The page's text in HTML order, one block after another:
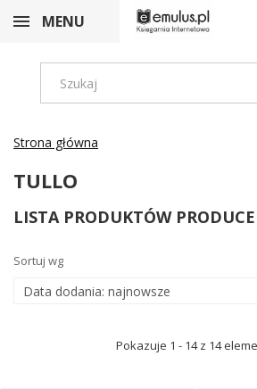
MENU
Strona główna
TULLO
LISTA PRODUKTÓW
Sortuj wg
Pokazuje 1 - 14 z 14